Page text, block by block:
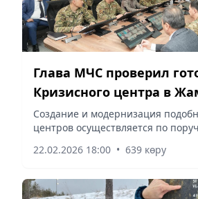
Глава МЧС проверил
Кризисного центра в
области
Создание и модернизация
центров осуществляется по
22.02.2026 18:00 • 639 көру